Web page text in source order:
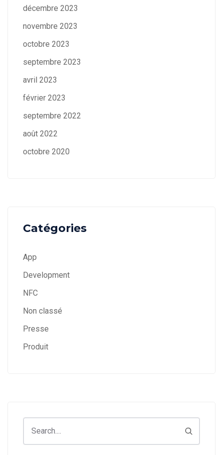
décembre 2023
novembre 2023
octobre 2023
septembre 2023
avril 2023
février 2023
septembre 2022
août 2022
octobre 2020
Catégories
App
Development
NFC
Non classé
Presse
Produit